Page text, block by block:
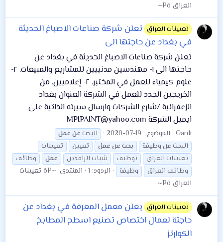
العراق ô¤~
تعيينات العراق تعلن شركة صناعات الاصباغ الحديثة
في بغداد عن حاجتها الى
تعلن شركة صناعات الاصباغ الحديثة في بغداد عن
حاجتها الى ١- مهندسين مدنييين للمشاريع والمبيعات. ٢-
علوم كيمياء للعمل في المختبر. ٢- إعلاميين. من
الخريجين الجدد للعمل في الشركة العنوان بغداد
الزعفرانية /شارع الشركات وارسال سيرته الذاتية على
ايميل الشركة MPIPAINT@yahoo.com
Gardi الموضوع 2020-07-19 البحث عن عمل
البحث عن وظيفة بحث عن عمل تعيين
تعيينات
تعيينات العراق
توظيف شباب الرافدين عمل
وظائف
وظائف العراق
وظيفة الردود: 1 المنتدى:
~¤ô تعيينات
العراق ô¤~
تعيينات العراق يعلن معمل المعرفة في بغداد عن
حاجتة لعمال اختصاص تصنيع اسطح المطابخ
الكوارتز